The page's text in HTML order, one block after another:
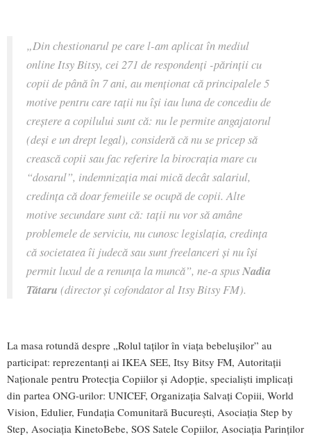
„Din chestionarul pe care l-am aplicat în mediul
online Itsy Bitsy, cei 271 de respondenți -părinții cu
copii de până în 7 ani, au menționat că principalele 5
motive pentru care tații nu își iau luna de concediu de
creștere a copilului sunt că: nu le permite angajatorul
(deși e un drept legal), consideră că nu se pricep să
crească copii sau fac referire la birocrația mare cu
“dosarul”, indemnizația mai mică decât salariul,
credința că doar femeiile se ocupă de copii. Alte
motive secundare sunt că: tații nu vor să amâne
problemele de serviciu, nu cunosc legislația, credința
că societatea îi judecă sau sunt freelanceri și nu își
permit luxul de a renunța la muncă”, ne-a spusNadia
Tătaru (director și cofondator al Itsy Bitsy FM).
La masa rotundă despre „Rolul taților în viața bebelușilor” au
participat: reprezentanți ai IKEA SEE, Itsy Bitsy FM, Autoritații
Naționale pentru Protecția Copiilor și Adopție, specialiști implicați
din partea ONG-urilor: UNICEF, Organizația Salvați Copiii, World
Vision, Edulier, Fundația Comunitară București, Asociația Step by
Step, Asociația KinetoBebe, SOS Satele Copiilor, Asociația Parinților